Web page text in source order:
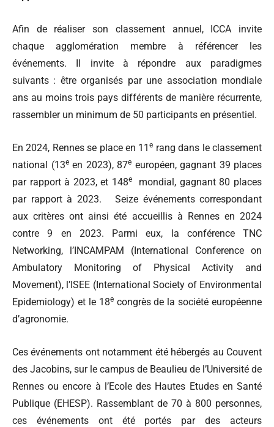
Afin de réaliser son classement annuel, ICCA invite
chaque agglomération membre à référencer les
événements. Il invite à répondre aux paradigmes
suivants : être organisés par une association mondiale
ans au moins trois pays différents de manière récurrente,
rassembler un minimum de 50 participants en présentiel.
En 2024, Rennes se place en 11e rang dans le classement
national (13een 2023), 87e européen, gagnant 39 places
par rapport à 2023, et 148e
mondial, gagnant 80 places
par rapport à 2023. Seize événements correspondant
aux critères ont ainsi été accueillis à Rennes en 2024
contre 9 en 2023. Parmi eux, la conférence TNC
Networking, l’INCAMPAM (International Conference on
Ambulatory Monitoring of Physical Activity and
Movement), l’ISEE (International Society of Environmental
Epidemiology) et le 18econgrès de la société européenne
d’agronomie.
Ces événements ont notamment été hébergés au Couvent
des Jacobins, sur le campus de Beaulieu de l’Université de
Rennes ou encore à l’Ecole des Hautes Etudes en Santé
Publique (EHESP). Rassemblant de 70 à 800 personnes,
ces événements ont été portés par des acteurs